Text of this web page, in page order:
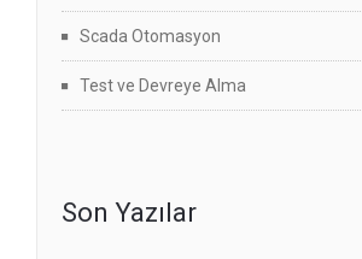
Scada Otomasyon
Test ve Devreye Alma
Son Yazılar